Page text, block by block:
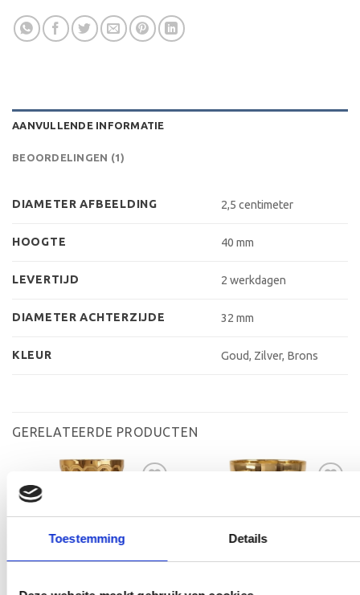
Toestemming Details
AANVULLENDE INFORMATIE
BEOORDELINGEN (1)
DIAMETER AFBEELDING 2,5 centimeter
HOOGTE 40 mm
LEVERTIJD 2 werkdagen
DIAMETER ACHTERZIJDE 32 mm
KLEUR Goud, Zilver, Brons
GERELATEERDE PRODUCTEN
verlanglijst